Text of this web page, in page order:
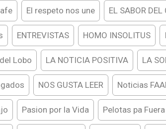
El respeto nos une EL SABOR DEL
ENTREVISTAS HOMO INSOLITUS
Lobo LA NOTICIA POSITIVA LA
NOS GUSTA LEER Noticias
Pasion por la Vida Pelotas pa Fuera